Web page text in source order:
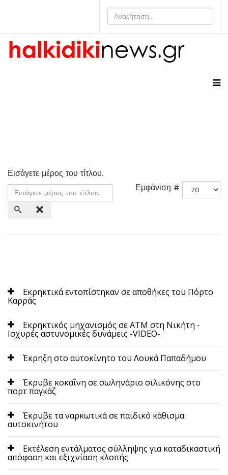
Εισάγετε μέρος του τίτλου.
Εμφάνιση #
Εκρηκτικά εντοπίστηκαν σε αποθήκες του Πόρτο
Καρράς
Εκρηκτικός μηχανισμός σε ΑΤΜ στη Νικήτη -
Ισχυρές αστυνομικές δυνάμεις -VIDEO-
Έκρηξη στο αυτοκίνητο του Λουκά Παπαδήμου
Έκρυβε κοκαΐνη σε σωληνάριο σιλικόνης στο
πορτ παγκάζ
Έκρυβε τα ναρκωτικά σε παιδικό κάθισμα
αυτοκινήτου
Εκτέλεση εντάλματος σύλληψης για καταδικαστική
απόφαση και εξιχνίαση κλοπής